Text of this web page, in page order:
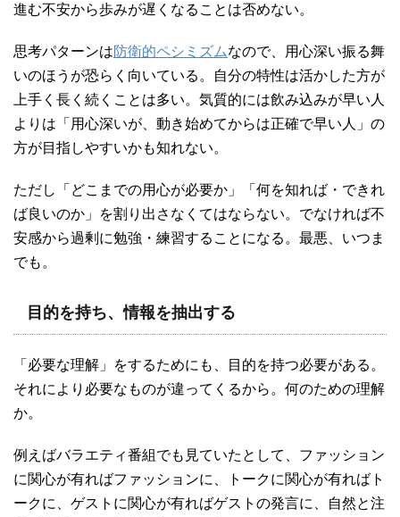
進む不安から歩みが遅くなることは否めない。
思考パターンは 防衛的ペシミズムなので、用心深い振る舞
いのほうが恐らく向いている。自分の特性は活かした方が
上手く長く続くことは多い。気質的には飲み込みが早い人
よりは「用心深いが、動き始めてからは正確で早い人」の
方が目指しやすいかも知れない。
ただし「どこまでの用心が必要か」「何を知れば・できれ
ば良いのか」を割り出さなくてはならない。でなければ不
安感から過剰に勉強・練習することになる。最悪、いつま
でも。
目的を持ち、情報を抽出する
「必要な理解」をするためにも、目的を持つ必要がある。
それにより必要なものが違ってくるから。何のための理解
か。
例えばバラエティ番組でも見ていたとして、ファッション
に関心が有ればファッションに、トークに関心が有ればト
ークに、ゲストに関心が有ればゲストの発言に、自然と注